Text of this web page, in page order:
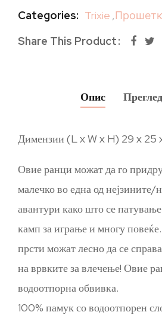
Categories: Trixie ,
Share This Product
Опис
Димензии (L x W x H) 29 x 25
Овие ранци можат да го
малечко во една од нејзините/
авантури како што се
камп за играње и многу
прсти можат лесно да се
на врвките за влечење! Овие
водоотпорна обвивка.
100% памук со водоотпорен